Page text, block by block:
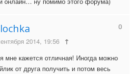
2014, 19:56 ↑
0
мне кажется отличная! Иногда можно
от друга получить и потом весь